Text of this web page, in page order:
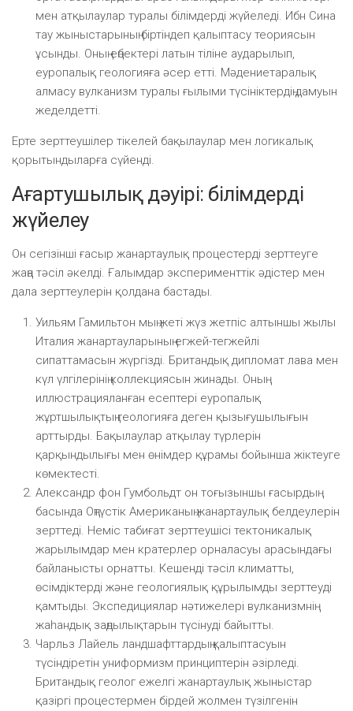
мен атқылаулар туралы білімдерді жүйеледі. Ибн Сина
тау жыныстарының біртіндеп қалыптасу теориясын
ұсынды. Оның еңбектері латын тіліне аударылып,
еуропалық геологияға әсер етті. Мәдениетаралық
алмасу вулканизм туралы ғылыми түсініктердің дамуын
жеделдетті.
Ерте зерттеушілер тікелей бақылаулар мен логикалық
қорытындыларға сүйенді.
Ағартушылық дәуірі: білімдерді
жүйелеу
Он сегізінші ғасыр жанартаулық процестерді зерттеуге
жаңа тәсіл әкелді. Ғалымдар эксперименттік әдістер мен
дала зерттеулерін қолдана бастады.
Уильям Гамильтон мың жеті жүз жетпіс алтыншы жылы
Италия жанартауларының егжей-тегжейлі
сипаттамасын жүргізді. Британдық дипломат лава мен
күл үлгілерінің коллекциясын жинады. Оның
иллюстрацияланған есептері еуропалық
жұртшылықтың геологияға деген қызығушылығын
арттырды. Бақылаулар атқылау түрлерін
қарқындылығы мен өнімдер құрамы бойынша жіктеуге
көмектесті.
Александр фон Гумбольдт он тоғызыншы ғасырдың
басында Оңтүстік Американың жанартаулық белдеулерін
зерттеді. Неміс табиғат зерттеушісі тектоникалық
жарылымдар мен кратерлер орналасуы арасындағы
байланысты орнатты. Кешенді тәсіл климатты,
өсімдіктерді және геологиялық құрылымды зерттеуді
қамтыды. Экспедициялар нәтижелері вулканизмнің
жаһандық заңдылықтарын түсінуді байытты.
Чарльз Лайель ландшафттардың қалыптасуын
түсіндіретін униформизм принциптерін әзірледі.
Британдық геолог ежелгі жанартаулық жыныстар
қазіргі процестермен бірдей жолмен түзілгенін